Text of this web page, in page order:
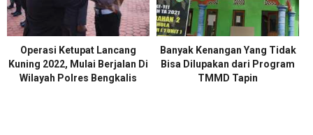
Operasi Ketupat Lancang
Kuning 2022, Mulai Berjalan Di
Wilayah Polres Bengkalis
Banyak Kenangan Yang Tidak
Bisa Dilupakan dari Program
TMMD Tapin